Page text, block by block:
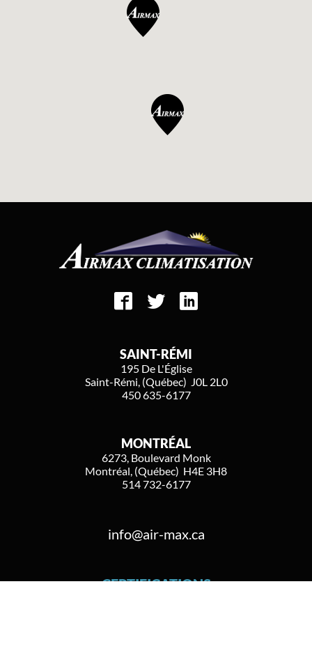
SAINT-RÉMI
195 De L'Église
Saint-Rémi, (Québec) J0L 2L0
450 635-6177
MONTRÉAL
6273, Boulevard Monk
Montréal, (Québec) H4E 3H8
514 732-6177
info@air-max.ca
CERTIFICATIONS